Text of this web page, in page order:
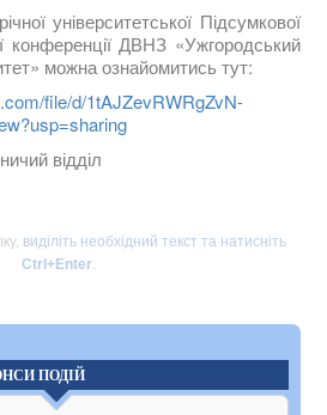
університетської Підсумкової
конференції ДВНЗ «Ужгородський
можна ознайомитисьтут:
file/d/1tAJZevRWRgZvN-
відділ
виділіть необхідний текст та натисніть
Ctrl+Enter
ПОДІЙ